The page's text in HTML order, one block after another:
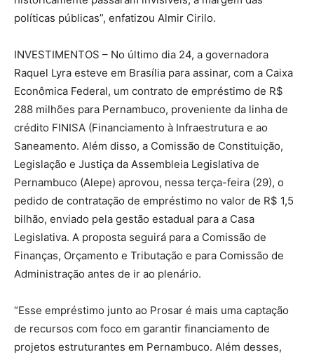
políticas públicas”, enfatizou Almir Cirilo.
INVESTIMENTOS – No último dia 24, a governadora
Raquel Lyra esteve em Brasília para assinar, com a Caixa
Econômica Federal, um contrato de empréstimo de R$
288 milhões para Pernambuco, proveniente da linha de
crédito FINISA (Financiamento à Infraestrutura e ao
Saneamento. Além disso, a Comissão de Constituição,
Legislação e Justiça da Assembleia Legislativa de
Pernambuco (Alepe) aprovou, nessa terça-feira (29), o
pedido de contratação de empréstimo no valor de R$ 1,5
bilhão, enviado pela gestão estadual para a Casa
Legislativa. A proposta seguirá para a Comissão de
Finanças, Orçamento e Tributação e para Comissão de
Administração antes de ir ao plenário.
“Esse empréstimo junto ao Prosar é mais uma captação
de recursos com foco em garantir financiamento de
projetos estruturantes em Pernambuco. Além desses,